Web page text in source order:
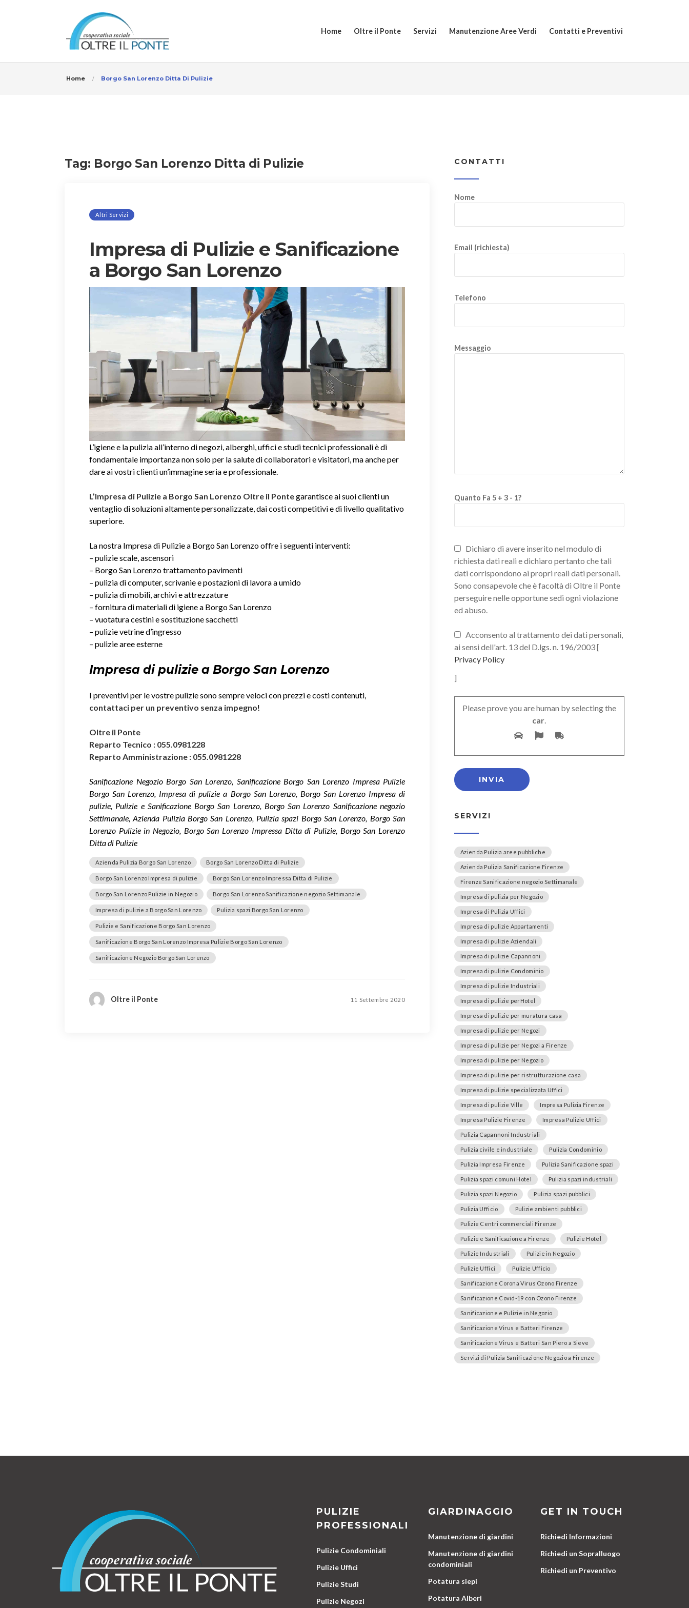
Home Oltre il Ponte Servizi Manutenzione Aree Verdi Contatti e Preventivi
Home Borgo San Lorenzo Ditta Di Pulizie
Tag: Borgo San Lorenzo Ditta di Pulizie
Altri Servizi
Impresa di Pulizie e Sanificazione
a Borgo San Lorenzo
L’igiene e la pulizia all’interno di negozi, alberghi, uffici e studi tecnici professionali è di
fondamentale importanza non solo per la salute di collaboratori e visitatori, ma anche per
dare ai vostri clienti un’immagine seria e professionale.
L’Impresa di Pulizie a Borgo San Lorenzo Oltre il Pontegarantisce ai suoi clienti un
ventaglio di soluzioni altamente personalizzate, dai costi competitivi e di livello qualitativo
superiore.
La nostra Impresa di Pulizie a Borgo San Lorenzo offre i seguenti interventi:
– pulizie scale, ascensori
– Borgo San Lorenzo trattamento pavimenti
– pulizia di computer, scrivanie e postazioni di lavora a umido
– pulizia di mobili, archivi e attrezzature
– fornitura di materiali di igiene a Borgo San Lorenzo
– vuotatura cestini e sostituzione sacchetti
– pulizie vetrine d’ingresso
– pulizie aree esterne
Impresa di pulizie a Borgo San Lorenzo
I preventivi per le vostre pulizie sono sempre veloci con prezzi e costi contenuti,
contattaci per un preventivo senza impegno!
Oltre il Ponte
Reparto Tecnico : 055.0981228
Reparto Amministrazione : 055.0981228
Sanificazione Negozio Borgo San Lorenzo, Sanificazione Borgo San Lorenzo Impresa Pulizie
Borgo San Lorenzo, Impresa di pulizie a Borgo San Lorenzo, Borgo San Lorenzo Impresa di
pulizie, Pulizie e Sanificazione Borgo San Lorenzo, Borgo San Lorenzo Sanificazione negozio
Settimanale, Azienda Pulizia Borgo San Lorenzo, Pulizia spazi Borgo San Lorenzo, Borgo San
Lorenzo Pulizie in Negozio, Borgo San Lorenzo Impressa Ditta di Pulizie, Borgo San Lorenzo
Ditta di Pulizie
Azienda Pulizia Borgo San Lorenzo Borgo San Lorenzo Ditta di Pulizie
Borgo San Lorenzo Impresa di pulizie Borgo San Lorenzo Impressa Ditta di Pulizie
Borgo San Lorenzo Pulizie in Negozio Borgo San Lorenzo Sanificazione negozio Settimanale
Impresa di pulizie a Borgo San Lorenzo Pulizia spazi Borgo San Lorenzo
Pulizie e Sanificazione Borgo San Lorenzo
Sanificazione Borgo San Lorenzo Impresa Pulizie Borgo San Lorenzo
Sanificazione Negozio Borgo San Lorenzo
Oltre il Ponte 11 Settembre 2020
CONTATTI
Nome
Email (richiesta)
Telefono
Messaggio
Quanto Fa 5 + 3 - 1?
Dichiaro di avere inserito nel modulo di
richiesta dati reali e dichiaro pertanto che tali
dati corrispondono ai propri reali dati personali.
Sono consapevole che è facoltà di Oltre il Ponte
perseguire nelle opportune sedi ogni violazione
ed abuso.
Acconsento al trattamento dei dati personali,
ai sensi dell'art. 13 del D.lgs. n. 196/2003 [
Privacy Policy
]
Please prove you are human by selecting the
car.
SERVIZI
Azienda Pulizia aree pubbliche
Azienda Pulizia Sanificazione Firenze
Firenze Sanificazione negozio Settimanale
Impresa di pulizia per Negozio
Impresa di Pulizia Uffici
Impresa di pulizie Appartamenti
Impresa di pulizie Aziendali
Impresa di pulizie Capannoni
Impresa di pulizie Condominio
Impresa di pulizie Industriali
Impresa di pulizie perHotel
Impresa di pulizie per muratura casa
Impresa di pulizie per Negozi
Impresa di pulizie per Negozi a Firenze
Impresa di pulizie per Negozio
Impresa di pulizie per ristrutturazione casa
Impresa di pulizie specializzata Uffici
Impresa di pulizie Ville Impresa Pulizia Firenze
Impresa Pulizie Firenze Impresa Pulizie Uffici
Pulizia Capannoni Industriali
Pulizia civile e industriale Pulizia Condominio
Pulizia Impresa Firenze Pulizia Sanificazione spazi
Pulizia spazi comuni Hotel Pulizia spazi industriali
Pulizia spazi Negozio Pulizia spazi pubblici
Pulizia Ufficio Pulizie ambienti pubblici
Pulizie Centri commerciali Firenze
Pulizie e Sanificazione a Firenze Pulizie Hotel
Pulizie Industriali Pulizie in Negozio
Pulizie Uffici Pulizie Ufficio
Sanificazione Corona Virus Ozono Firenze
Sanificazione Covid-19 con Ozono Firenze
Sanificazione e Pulizie in Negozio
Sanificazione Virus e Batteri Firenze
Sanificazione Virus e Batteri San Piero a Sieve
Servizi di Pulizia Sanificazione Negozio a Firenze
PULIZIE
PROFESSIONALI
Pulizie Condominiali
Pulizie Uffici
Pulizie Studi
Pulizie Negozi
GIARDINAGGIO
Manutenzione di giardini
Manutenzione di giardini
condominiali
Potatura siepi
Potatura Alberi
GET IN TOUCH
Richiedi Informazioni
Richiedi un Sopralluogo
Richiedi un Preventivo